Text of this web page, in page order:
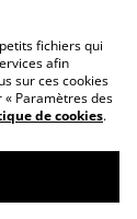
fichiers qui
afin
sur ces cookies
Paramètres des
de cookies.